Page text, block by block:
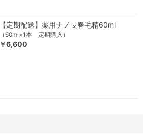
【定期配送】薬用ナノ長春毛精60ml
（60ml×1本 定期購入）
￥6,600